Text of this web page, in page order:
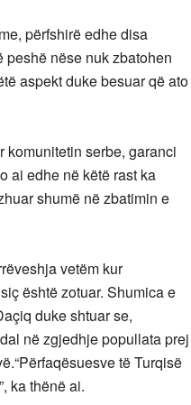
përfshirë edhe disa
nëse nuk zbatohen
aspekt duke besuar që ato
komunitetin serbe, garanci
ai edhe në këtë rast ka
shumë në zbatimin e
vetëm kur
është zotuar. Shumica e
duke shtuar se,
në zgjedhje popullata prej
të Turqisë
ka thënë ai.